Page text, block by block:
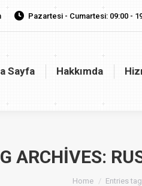
Pazartesi - Cumartesi: 09:00 -
Sayfa Hakkımda
ARCHIVES:
You are here:
Home Entries